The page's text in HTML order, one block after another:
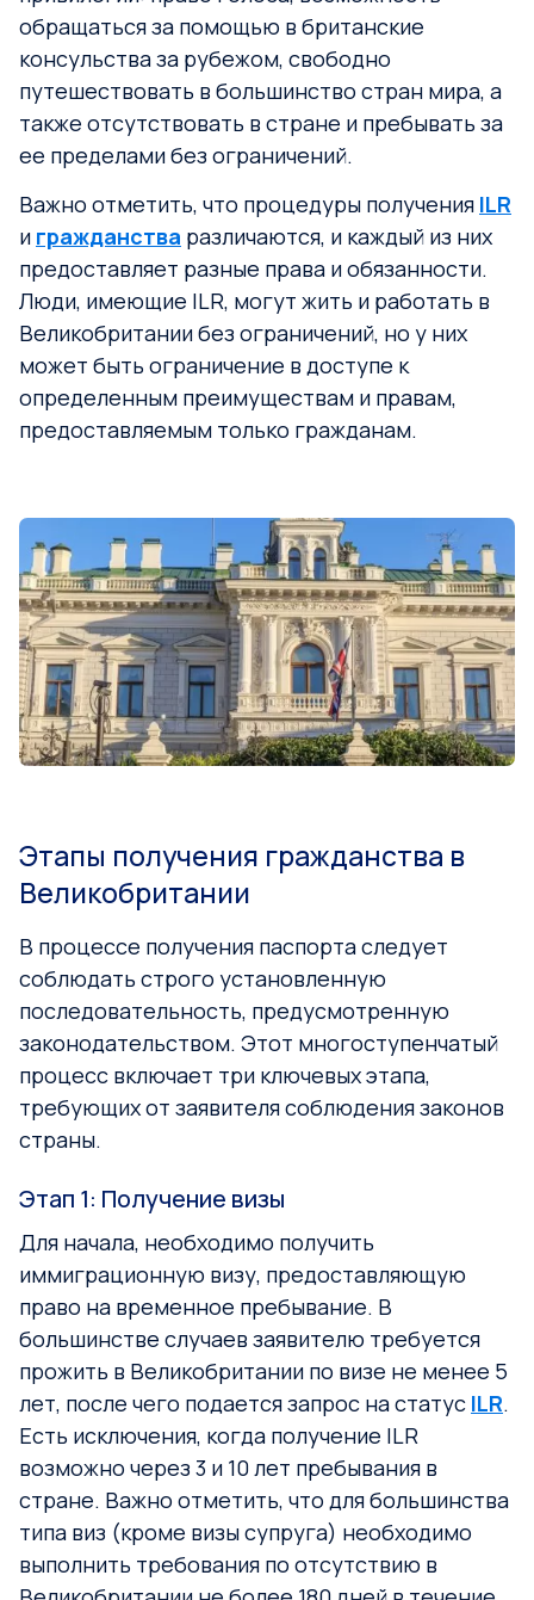
обращаться за помощью в британские
консульства за рубежом, свободно
путешествовать в большинство стран мира, а
также отсутствовать в стране и пребывать за
ее пределами без ограничений.
Важно отметить, что процедуры получения ILR
и гражданства различаются, и каждый из них
предоставляет разные права и обязанности.
Люди, имеющие ILR, могут жить и работать в
Великобритании без ограничений, но у них
может быть ограничение в доступе к
определенным преимуществам и правам,
предоставляемым только гражданам.
Этапы получения гражданства в
Великобритании
В процессе получения паспорта следует
соблюдать строго установленную
последовательность, предусмотренную
законодательством. Этот многоступенчатый
процесс включает три ключевых этапа,
требующих от заявителя соблюдения законов
страны.
Этап 1: Получение визы
Для начала, необходимо получить
иммиграционную визу, предоставляющую
право на временное пребывание. В
большинстве случаев заявителю требуется
прожить в Великобритании по визе не менее 5
лет, после чего подается запрос на статус ILR.
Есть исключения, когда получение ILR
возможно через 3 и 10 лет пребывания в
стране. Важно отметить, что для большинства
типа виз (кроме визы супруга) необходимо
выполнить требования по отсутствию в